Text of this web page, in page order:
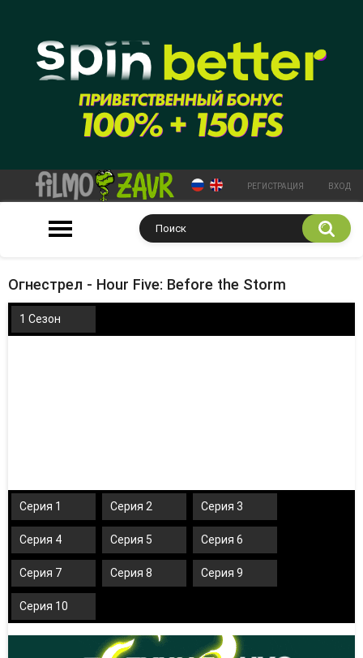
РЕГИСТРАЦИЯ ВХОД
Огнестрел - Hour Five: Before the Storm
1 Сезон
Серия 1 Серия 2 Серия 3
Серия 4 Серия 5 Серия 6
Серия 7 Серия 8 Серия 9
Серия 10